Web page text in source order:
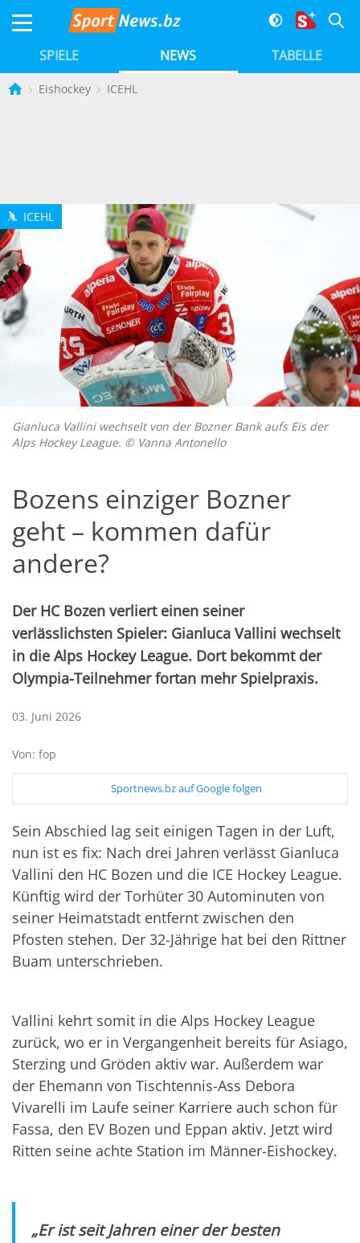
SPIELE NEWS TABELLE
Eishockey ICEHL
h ICEHL
Gianluca Vallini wechselt von der Bozner Bank aufs Eis der
Alps Hockey League. © Vanna Antonello
Bozens einziger Bozner
geht – kommen dafür
andere?
Der HC Bozen verliert einen seiner
verlässlichsten Spieler: Gianluca Vallini wechselt
in die Alps Hockey League. Dort bekommt der
Olympia-Teilnehmer fortan mehr Spielpraxis.
03. Juni 2026
Von: fop
Sportnews.bz auf Google folgen
Sein Abschied lag seit einigen Tagen in der Luft,
nun ist es fix: Nach drei Jahren verlässt Gianluca
Vallini den HC Bozen und die ICE Hockey League.
Künftig wird der Torhüter 30 Autominuten von
seiner Heimatstadt entfernt zwischen den
Pfosten stehen. Der 32-Jährige hat bei den Rittner
Buam unterschrieben.
Vallini kehrt somit in die Alps Hockey League
zurück, wo er in Vergangenheit bereits für Asiago,
Sterzing und Gröden aktiv war. Außerdem war
der Ehemann von Tischtennis-Ass Debora
Vivarelli im Laufe seiner Karriere auch schon für
Fassa, den EV Bozen und Eppan aktiv. Jetzt wird
Ritten seine achte Station im Männer-Eishockey.
„Er ist seit Jahren einer der besten